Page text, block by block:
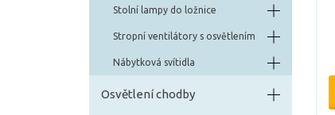
Stolní lampy do ložnice
Stropní ventilátory s osvětlením
Nábytková svítidla
Osvětlení chodby